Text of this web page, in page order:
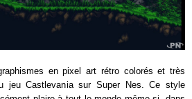
en pixel art rétro colorés et très
jeu Castlevania sur Super Nes. Ce style